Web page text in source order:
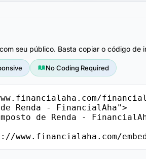
seu público. Basta copiar o código
No Coding Required
Renda - FinancialAha">
www.financialaha.com/